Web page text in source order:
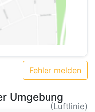
Fehler melden
Umgebung
(Luftlinie)